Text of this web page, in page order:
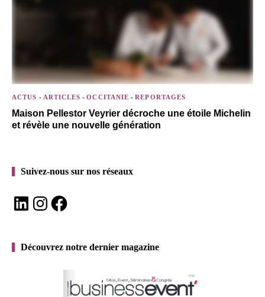
ACTUS - ARTICLES -OCCITANIE -REPORTAGES
Maison Pellestor Veyrier décroche une étoile Michelin
et révèle une nouvelle génération
Suivez-nous sur nos réseaux
LinkedInInstagramFacebook
Découvrez notre dernier magazine